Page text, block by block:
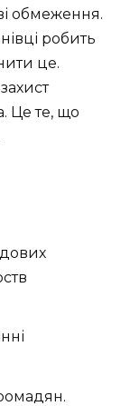
обмеження.
робить
це.
Це те, що